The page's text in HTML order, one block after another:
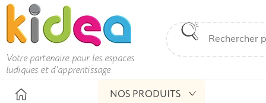
Votre partenaire pour les espaces
ludiques et d'apprentissage
NOS PRODUITS